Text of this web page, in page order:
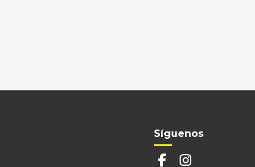
Síguenos